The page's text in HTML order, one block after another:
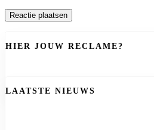
HIER JOUW RECLAME?
LAATSTE NIEUWS